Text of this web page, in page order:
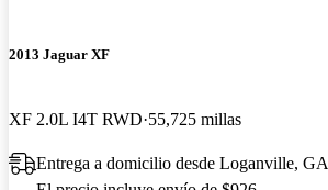
2013 Jaguar XF
XF 2.0L I4T RWD 55,725 millas
Entrega a domicilio desde Loganville, GA